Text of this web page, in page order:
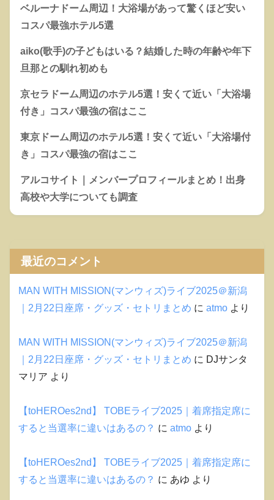
ベルーナドーム周辺！大浴場があって驚くほど安い
コスパ最強ホテル5選
aiko(歌手)の子どもはいる？結婚した時の年齢や年下
旦那との馴れ初めも
京セラドーム周辺のホテル5選！安くて近い「大浴場
付き」コスパ最強の宿はここ
東京ドーム周辺のホテル5選！安くて近い「大浴場付
き」コスパ最強の宿はここ
アルコサイト｜メンバープロフィールまとめ！出身
高校や大学についても調査
最近のコメント
MAN WITH MISSION(マンウィズ)ライブ2025＠新潟
｜2月22日座席・グッズ・セトリまとめ に atmo より
MAN WITH MISSION(マンウィズ)ライブ2025＠新潟
｜2月22日座席・グッズ・セトリまとめ に DJサンタ
マリア より
【toHEROes2nd】 TOBEライブ2025｜着席指定席に
すると当選率に違いはあるの？ に atmo より
【toHEROes2nd】 TOBEライブ2025｜着席指定席に
すると当選率に違いはあるの？ に あゆ より